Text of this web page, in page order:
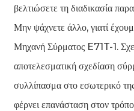
βελτιώσετε τη διαδικασία
Μην ψάχνετε άλλο, γιατί
Μηχανή Σύρματος E71T-1.
αποτελεσματική σχεδίαση
συλλίπασμα στο εσωτερικό
φέρνει επανάσταση στον